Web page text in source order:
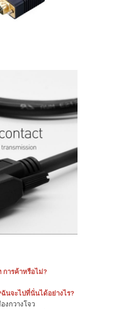
การค้าหรือไม่?
นจะไปที่นั่นได้อย่างไร?
งกวางโจว